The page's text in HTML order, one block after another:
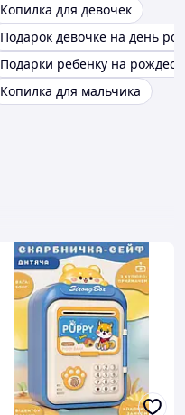
Копилка для девочек
Подарок девочке на день
Подарки ребенку на
Копилка для мальчика